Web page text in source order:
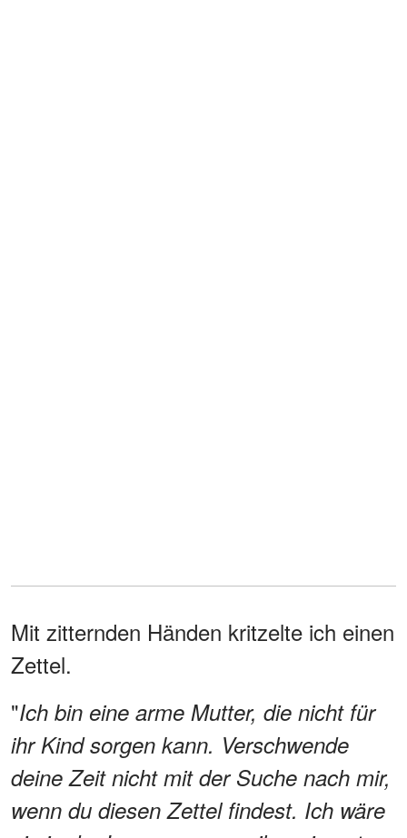
Mit zitternden Händen kritzelte ich einen
Zettel.
"Ich bin eine arme Mutter, die nicht für
ihr Kind sorgen kann. Verschwende
deine Zeit nicht mit der Suche nach mir,
wenn du diesen Zettel findest. Ich wäre